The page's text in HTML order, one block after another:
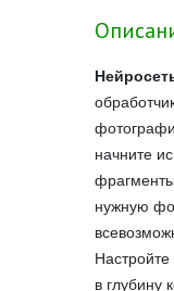
начните
нужную
в глубину